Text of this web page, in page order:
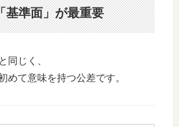
基準面」が最重要
同じく、
めて意味を持つ公差です。